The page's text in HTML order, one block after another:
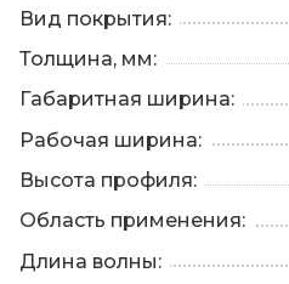
Вид покрытия:
Толщина, мм:
Габаритная ширина:
Рабочая ширина:
Высота профиля:
Область применения:
Длина волны: